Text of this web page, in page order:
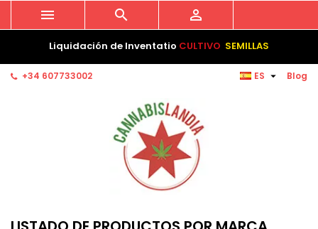
Liquidación de Inventatio CULTIVO SEMILLAS
Blog
+34 607733002 ES 
  